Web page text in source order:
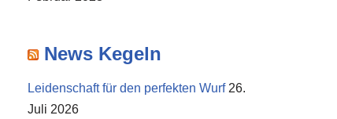
News Kegeln
Leidenschaft für den perfekten Wurf 26.
Juli 2026